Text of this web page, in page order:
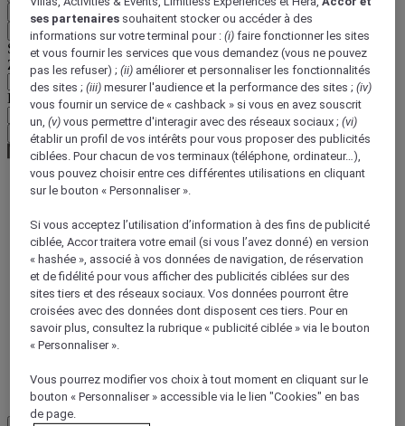
Retour
Sélectionnez votre devise ci-dessous
Zone géographique
Devise
Valider ma devise
Australia Pacific
Australia
Queensland
L'Outback Queensland
ses partenaires souhaitent stocker ou accéder à des
informations sur votre terminal pour :(i) faire fonctionner les sites
et vous fournir les services que vous demandez (vous ne pouvez
pas les refuser) ;(ii) améliorer et personnaliser les fonctionnalités
des sites ;(iii) mesurer l'audience et la performance des sites ;(iv)
vous fournir un service de « cashback » si vous en avez souscrit
un,(v) vous permettre d'interagir avec des réseaux sociaux ;(vi)
établir un profil de vos intérêts pour vous proposer des publicités
ciblées. Pour chacun de vos terminaux (téléphone, ordinateur…),
vous pouvez choisir entre ces différentes utilisations en cliquant
sur le bouton « Personnaliser ».
Si vous acceptez l’utilisation d’information à des fins de publicité
ciblée, Accor traitera votre email (si vous l’avez donné) en version
« hashée », associé à vos données de navigation, de réservation
et de fidélité pour vous afficher des publicités ciblées sur des
sites tiers et des réseaux sociaux. Vos données pourront être
croisées avec des données dont disposent ces tiers. Pour en
savoir plus, consultez la rubrique « publicité ciblée » via le bouton
« Personnaliser ».
Vous pourrez modifier vos choix à tout moment en cliquant sur le
bouton « Personnaliser » accessible via le lien "Cookies" en bas
de page.